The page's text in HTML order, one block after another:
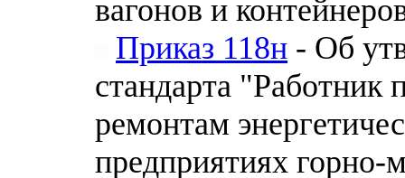
вагонов и
Приказ 118н - Об
стандарта
ремонтам
предприятиях горно-